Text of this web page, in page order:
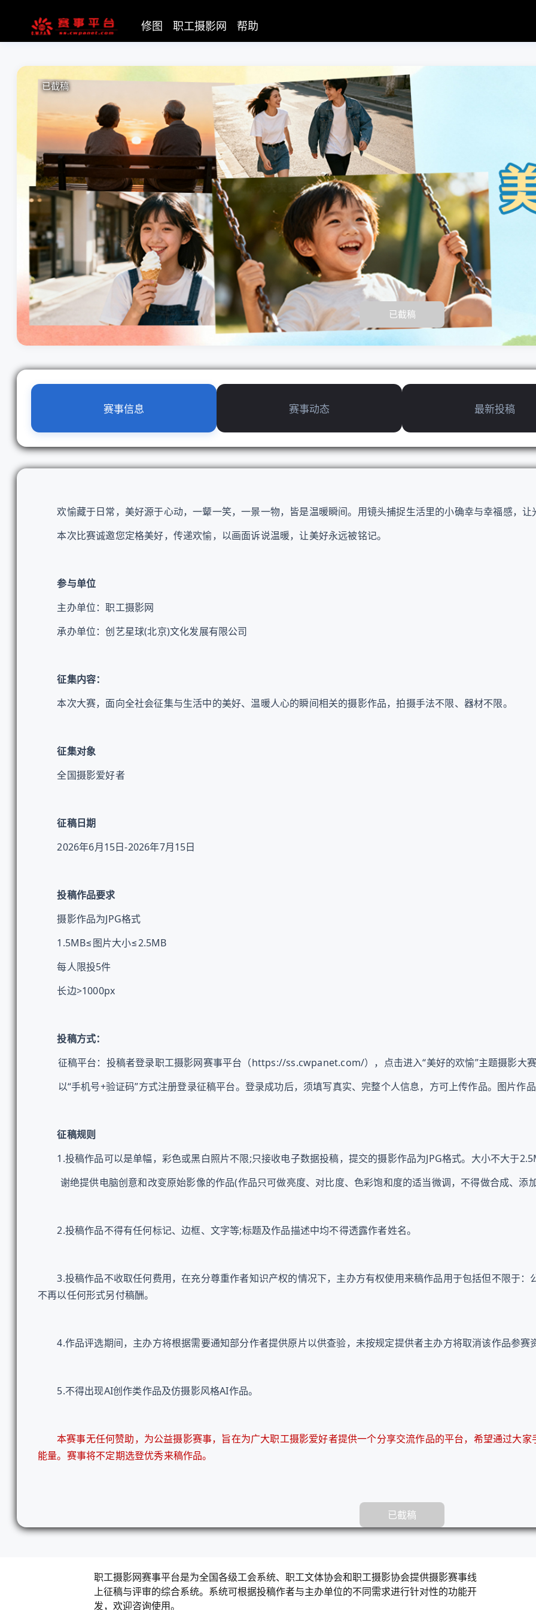
修图 职工摄影网 帮助
已截稿
已截稿
赛事信息 赛事动态 最新投稿
欢愉藏于日常，美好源于心动，一颦一笑，一景一物，皆是温暖瞬间。 用镜头捕捉生活里的小确幸与幸福感，
本次比赛诚邀您定格美好，传递欢愉，以画面诉说温暖，让美好永远被铭记。
参与单位
主办单位：职工摄影网
承办单位：创艺星球(北京)文化发展有限公司
征集内容：
本次大赛，面向全社会征集与生活中的美好、温暖人心的瞬间相关的摄影作品，拍摄手法不限、器材不限。
征集对象
全国摄影爱好者
征稿日期
2026年6月15日-2026年7月15日
投稿作品要求
摄影作品为JPG格式
1.5MB≤图片大小≤2.5MB
每人限投5件
长边>1000px
投稿方式：
征稿平台：投稿者登录职工摄影网赛事平台（https://ss.cwpanet.com/），点击进入“美好的欢愉”主题摄影大
以“手机号+验证码”方式注册登录征稿平台。登录成功后，须填写真实、完整个人信息，方可上传作品。图片作
征稿规则
1.投稿作品可以是单幅，彩色或黑白照片不限;只接收电子数据投稿，提交的摄影作品为JPG格式。大小不大于
谢绝提供电脑创意和改变原始影像的作品(作品只可做亮度、对比度、色彩饱和度的适当微调，不得做合成、添
2.投稿作品不得有任何标记、边框、文字等;标题及作品描述中均不得透露作者姓名。
3.投稿作品不收取任何费用，在充分尊重作者知识产权的情况下，主办方有权使用来稿作品用于包括但不限于：
不再以任何形式另付稿酬。
4.作品评选期间，主办方将根据需要通知部分作者提供原片以供查验，未按规定提供者主办方将取消该作品参赛
5.不得出现AI创作类作品及仿摄影风格AI作品。
本赛事无任何赞助，为公益摄影赛事，旨在为广大职工摄影爱好者提供一个分享交流作品的平台，希望通过大
能量。赛事将不定期选登优秀来稿作品。
已截稿
职工摄影网赛事平台是为全国各级工会系统、职工文体协会和职工摄影协会提供摄影赛事线
上征稿与评审的综合系统。系统可根据投稿作者与主办单位的不同需求进行针对性的功能开
发，欢迎咨询使用。